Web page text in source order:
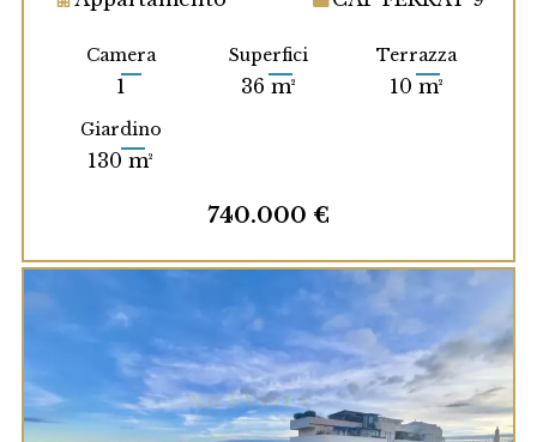
Camera
1
Superfici
36 m²
Terrazza
10 m²
Giardino
130 m²
740.000 €